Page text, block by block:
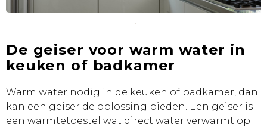
De geiser voor warm water in
keuken of badkamer
Warm water nodig in de keuken of badkamer, dan
kan een geiser de oplossing bieden. Een geiser is
een warmtetoestel wat direct water verwarmt op